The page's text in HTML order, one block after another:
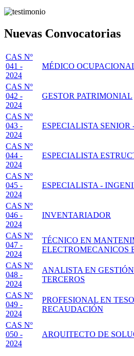
Nuevas Convocatorias
CAS Nº
041 -
2024
MÉDICO
CAS Nº
042 -
2024
GESTOR PATRIMONIAL
CAS Nº
043 -
2024
ESPECIALISTA SENIOR
CAS Nº
044 -
2024
ESPECIALISTA
CAS Nº
045 -
2024
ESPECIALISTA -
CAS Nº
046 -
2024
INVENTARIADOR
CAS Nº
047 -
2024
TÉCNICO EN
ELECTROMECANICOS
CAS Nº
048 -
2024
ANALISTA EN
TERCEROS
CAS Nº
049 -
2024
PROFESIONAL EN
RECAUDACIÓN
CAS Nº
050 -
2024
ARQUITECTO DE